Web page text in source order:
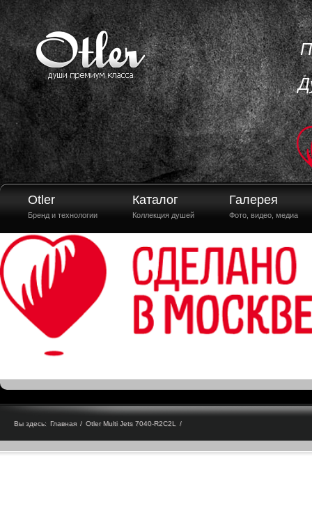
Otler
Бренд и технологии
Каталог
Коллекция душей
Галерея
Фото, видео, медиа
Вы здесь: Главная / Otler Multi Jets 7040-R2C2L /